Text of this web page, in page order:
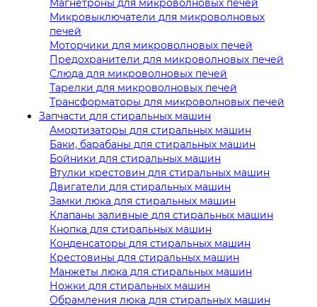
Магнетроны для микроволновых печей
Микровыключатели для микроволновых
печей
Моторчики для микроволновых печей
Предохранители для микроволновых печей
Слюда для микроволновых печей
Тарелки для микроволновых печей
Трансформаторы для микроволновых печей
Запчасти для стиральных машин
Амортизаторы для стиральных машин
Баки, барабаны для стиральных машин
Бойники для стиральных машин
Втулки крестовин для стиральных машин
Двигатели для стиральных машин
Замки люка для стиральных машин
Клапаны заливные для стиральных машин
Кнопка для стиральных машин
Конденсаторы для стиральных машин
Крестовины для стиральных машин
Манжеты люка для стиральных машин
Ножки для стиральных машин
Обрамления люка для стиральных машин